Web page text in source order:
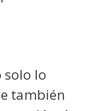
solo lo
también